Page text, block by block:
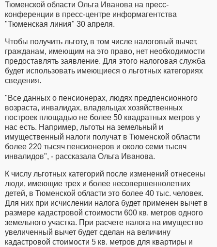
Тюменской области Ольга Иванова на пресс-
конференции в пресс-центре информагентства
"Тюменская линия" 30 апреля.
Чтобы получить льготу, в том числе налоговый вычет,
гражданам, имеющим на это право, нет необходимости
предоставлять заявление. Для этого налоговая служба
будет использовать имеющиеся о льготных категориях
сведения.
"Все данных о пенсионерах, людях предпенсионного
возраста, инвалидах, владельцах хозяйственных
построек площадью не более 50 квадратных метров у
нас есть. Например, льготы на земельный и
имущественный налоги получат в Тюменской области
более 220 тысяч пенсионеров и около семи тысяч
инвалидов", - рассказала Ольга Иванова.
К числу льготных категорий после изменений отнесены
люди, имеющие трех и более несовершеннолетних
детей, в Тюменской области это более 40 тыс. человек.
Для них при исчислении налога будет применен вычет в
размере кадастровой стоимости 600 кв. метров одного
земельного участка. При расчете налога на имущество
увеличенный вычет будет сделан на величину
кадастровой стоимости 5 кв. метров для квартиры и